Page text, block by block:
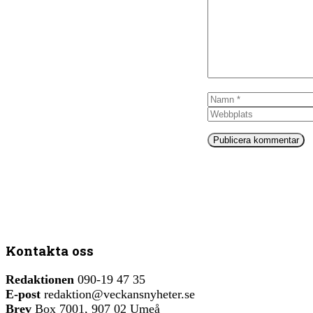
Namn
Kontakta oss
Redaktionen 090-19 47 35
E-post redaktion@veckansnyheter.se
Brev Box 7001, 907 02 Umeå